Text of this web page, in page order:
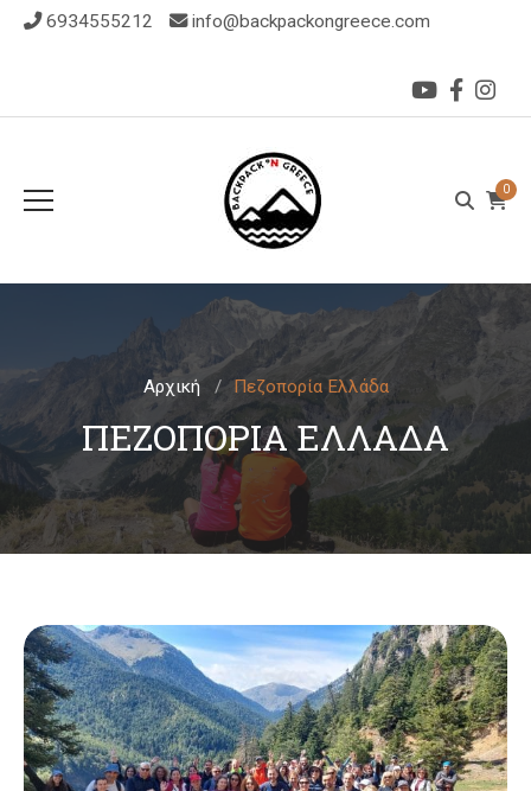
6934555212 info@backpackongreece.com
0
Αρχική Πεζοπορία Ελλάδα
ΠΕΖΟΠΟΡΊΑ ΕΛΛΆΔΑ